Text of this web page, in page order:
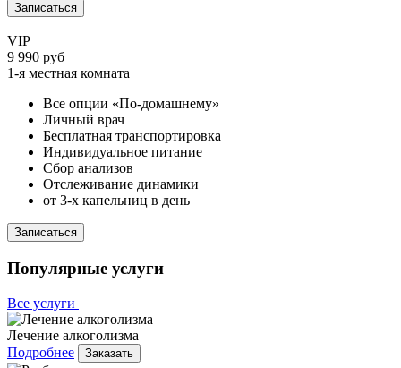
Записаться
VIP
9 990 руб
1-я местная комната
Все опции «По-домашнему»
Личный врач
Бесплатная транспортировка
Индивидуальное питание
Сбор анализов
Отслеживание динамики
от 3-х капельниц в день
Записаться
Популярные услуги
Все услуги
Лечение алкоголизма
Подробнее
Заказать